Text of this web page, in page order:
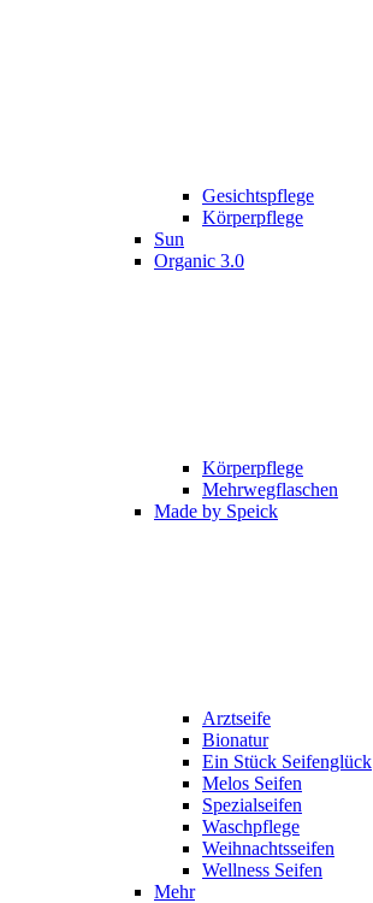
Gesichtspflege
Körperpflege
Sun
Organic 3.0
Körperpflege
Mehrwegflaschen
Made by Speick
Arztseife
Bionatur
Ein Stück Seifenglück
Melos Seifen
Spezialseifen
Waschpflege
Weihnachtsseifen
Wellness Seifen
Mehr